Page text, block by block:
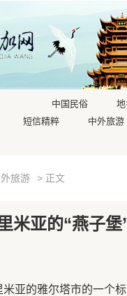
中国民俗
短信精粹 中外旅游
旅游 > 正文
米亚的“燕子堡
米亚的雅尔塔市的一个